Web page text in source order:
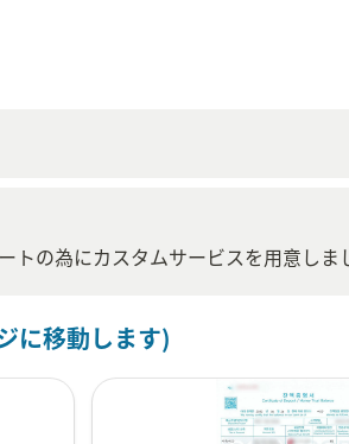
トの為にカスタムサービスを用意しま
に移動します)